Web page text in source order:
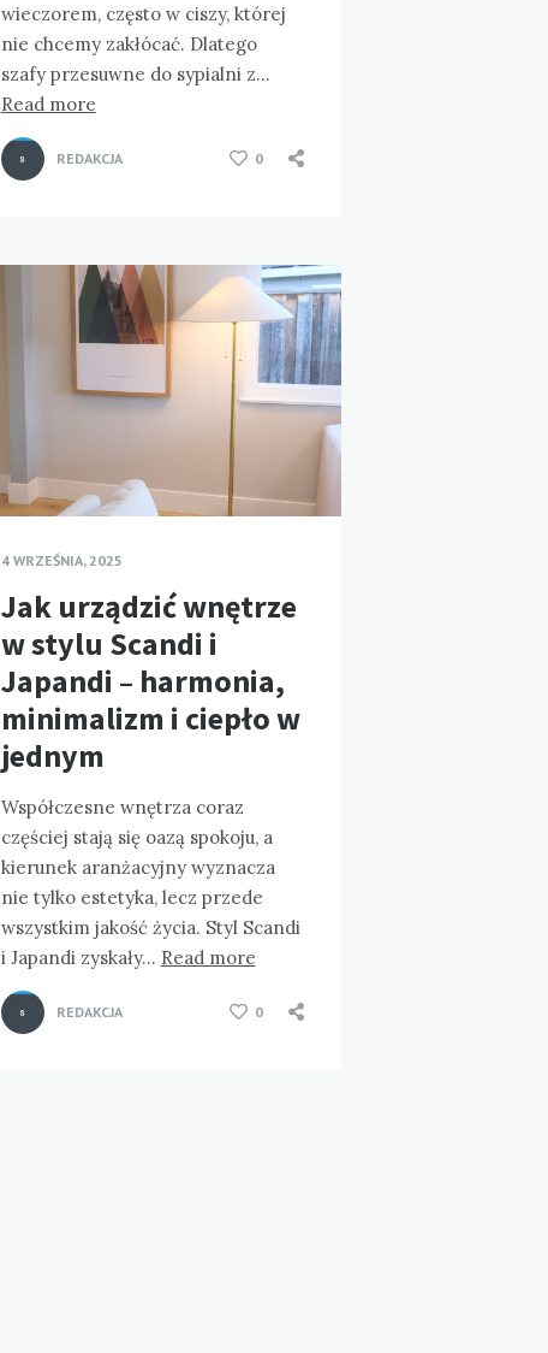
wieczorem, często w ciszy, której
nie chcemy zakłócać. Dlatego
szafy przesuwne do sypialni z…
Read more
REDAKCJA 0
4 WRZEŚNIA, 2025
Jak urządzić wnętrze
w stylu Scandi i
Japandi – harmonia,
minimalizm i ciepło w
jednym
Współczesne wnętrza coraz
częściej stają się oazą spokoju, a
kierunek aranżacyjny wyznacza
nie tylko estetyka, lecz przede
wszystkim jakość życia. Styl Scandi
i Japandi zyskały… Read more
REDAKCJA 0